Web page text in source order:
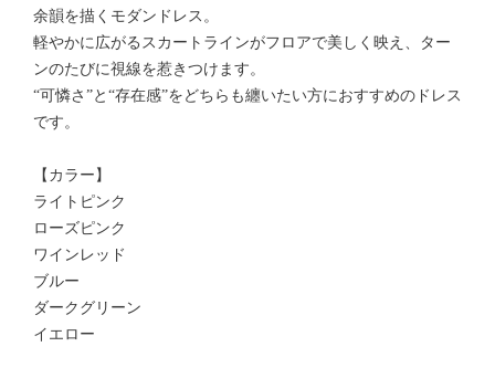
余韻を描くモダンドレス。
軽やかに広がるスカートラインがフロアで美しく映え、ター
ンのたびに視線を惹きつけます。
“可憐さ”と“存在感”をどちらも纏いたい方におすすめのドレス
です。
【カラー】
ライトピンク
ローズピンク
ワインレッド
ブルー
ダークグリーン
イエロー